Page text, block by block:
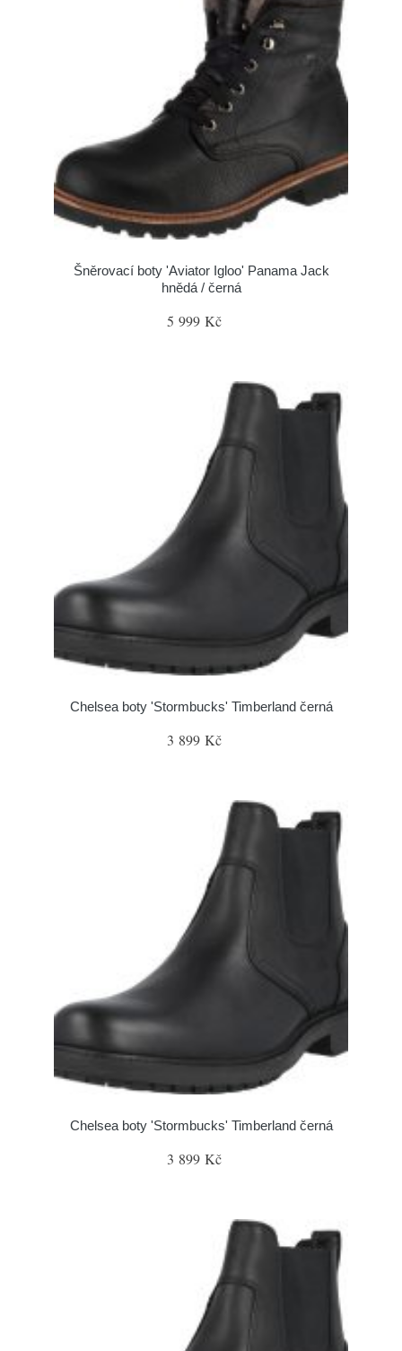
Šněrovací boty 'Aviator Igloo' Panama Jack
hnědá / černá
5 999 Kč
Chelsea boty 'Stormbucks' Timberland černá
3 899 Kč
Chelsea boty 'Stormbucks' Timberland černá
3 899 Kč